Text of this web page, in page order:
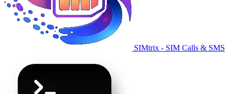
SIMtrix - SIM Calls & SMS